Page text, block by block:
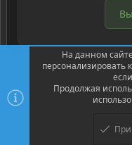
Community platform by
© Jason
На данном
персонализировать
Продолжая